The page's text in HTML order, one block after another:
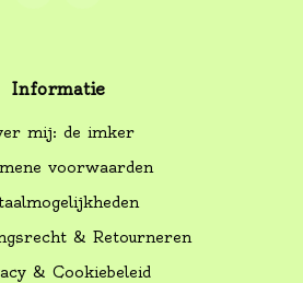
Informatie
mij: de imker
voorwaarden
& Retourneren
& Cookiebeleid